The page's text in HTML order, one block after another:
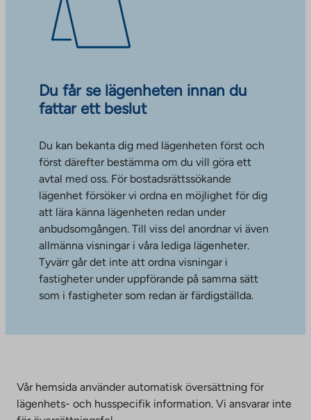
Du får se lägenheten innan du
fattar ett beslut
Du kan bekanta dig med lägenheten först och
först därefter bestämma om du vill göra ett
avtal med oss. För bostadsrättssökande
lägenhet försöker vi ordna en möjlighet för dig
att lära känna lägenheten redan under
anbudsomgången. Till viss del anordnar vi även
allmänna visningar i våra lediga lägenheter.
Tyvärr går det inte att ordna visningar i
fastigheter under uppförande på samma sätt
som i fastigheter som redan är färdigställda.
Vår hemsida använder automatisk översättning för
lägenhets- och husspecifik information. Vi ansvarar inte